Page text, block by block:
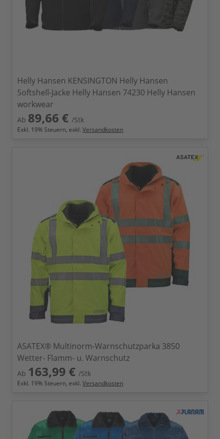
Helly Hansen KENSINGTON Helly Hansen
Softshell-Jacke Helly Hansen 74230 Helly Hansen
workwear
Ab 89,66 € /Stk
Exkl. 19% Steuern, exkl. Versandkosten
ASATEX® Multinorm-Warnschutzparka 3850
Wetter- Flamm- u. Warnschutz
Ab 163,99 € /Stk
Exkl. 19% Steuern, exkl. Versandkosten